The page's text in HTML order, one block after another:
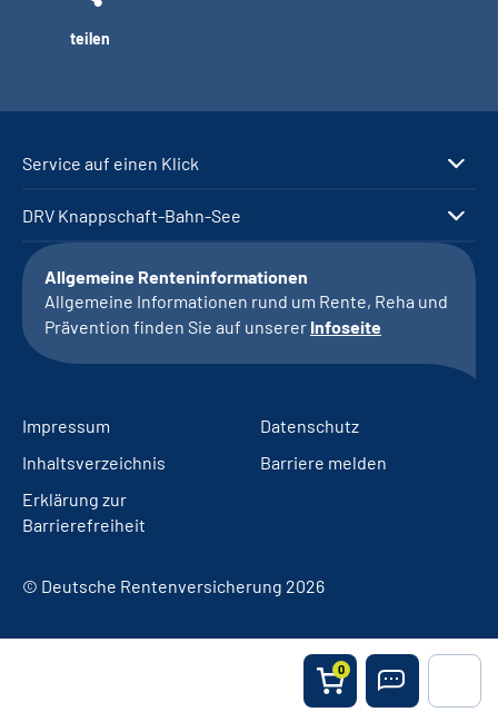
0
teilen
Service auf einen Klick
DRV Knappschaft-Bahn-See
Allgemeine Renteninformationen
Allgemeine Informationen rund um Rente, Reha und
Prävention finden Sie auf unserer Infoseite
Impressum
Datenschutz
Inhaltsverzeichnis
Barriere melden
Erklärung zur
Barrierefreiheit
© Deutsche Rentenversicherung 2026